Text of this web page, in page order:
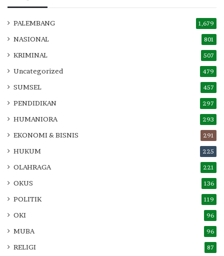
PALEMBANG 1,679
NASIONAL 801
KRIMINAL 507
Uncategorized 479
SUMSEL 457
PENDIDIKAN 297
HUMANIORA 293
EKONOMI & BISNIS 291
HUKUM 225
OLAHRAGA 221
OKUS 136
POLITIK 119
OKI 96
MUBA 96
RELIGI 87